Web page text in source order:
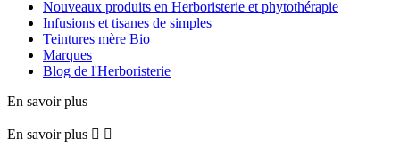
Nouveaux produits en Herboristerie et phytothérapie
Infusions et tisanes de simples
Teintures mère Bio
Marques
Blog de l'Herboristerie
En savoir plus
En savoir plus  